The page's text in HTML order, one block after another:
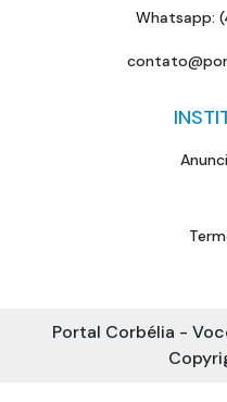
Whatsapp:
Portal Corbélia -